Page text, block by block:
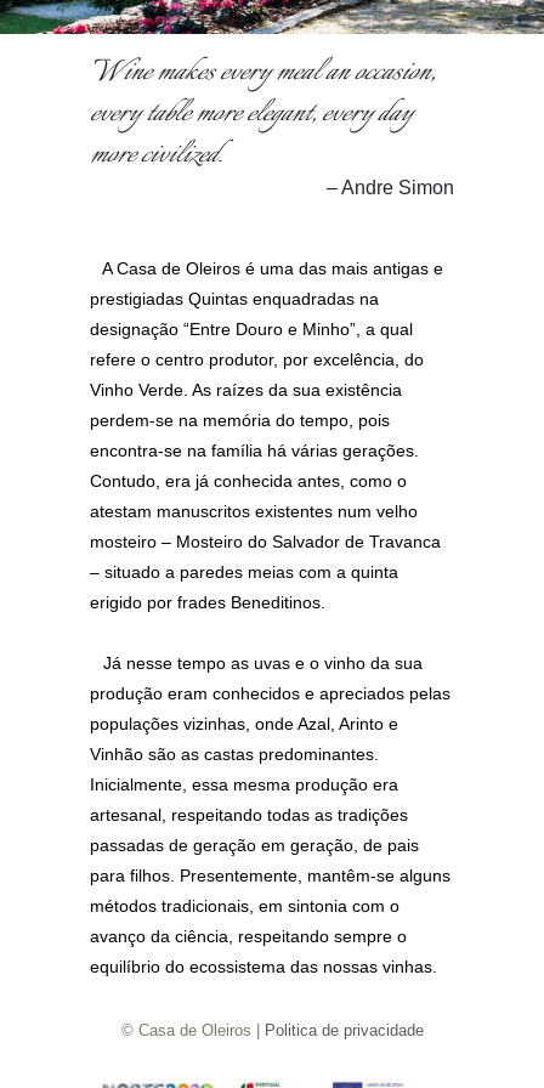
Wine makes every meal an occasion,
every table more elegant, every day
more civilized.
– Andre Simon
A Casa de Oleiros é uma das mais antigas e
prestigiadas Quintas enquadradas na
designação “Entre Douro e Minho”, a qual
refere o centro produtor, por excelência, do
Vinho Verde. As raízes da sua existência
perdem-se na memória do tempo, pois
encontra-se na família há várias gerações.
Contudo, era já conhecida antes, como o
atestam manuscritos existentes num velho
mosteiro – Mosteiro do Salvador de Travanca
– situado a paredes meias com a quinta
erigido por frades Beneditinos.
Já nesse tempo as uvas e o vinho da sua
produção eram conhecidos e apreciados pelas
populações vizinhas, onde Azal, Arinto e
Vinhão são as castas predominantes.
Inicialmente, essa mesma produção era
artesanal, respeitando todas as tradições
passadas de geração em geração, de pais
para filhos. Presentemente, mantêm-se alguns
métodos tradicionais, em sintonia com o
avanço da ciência, respeitando sempre o
equilíbrio do ecossistema das nossas vinhas.
© Casa de Oleiros | Politica de privacidade